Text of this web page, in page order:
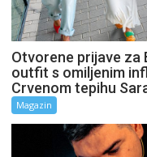
Otvorene prijave za
outfit s omiljenim
Crvenom tepihu
Magazin